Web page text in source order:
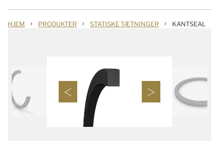
HJEM › PRODUKTER › STATISKE TÆTNINGER › KANTSEAL